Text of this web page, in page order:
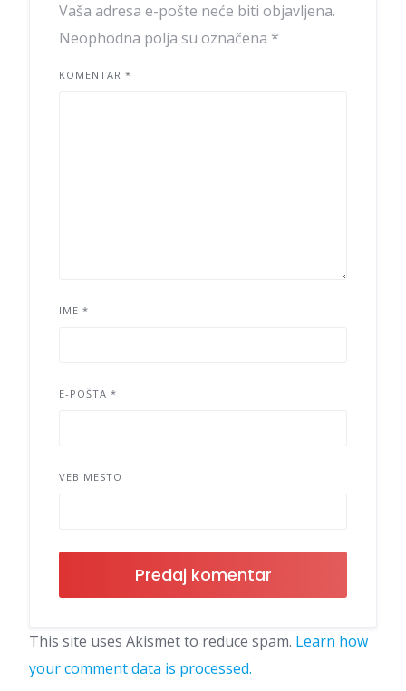
Vaša adresa e-pošte neće biti objavljena.
Neophodna polja su označena *
KOMENTAR *
IME *
E-POŠTA *
VEB MESTO
This site uses Akismet to reduce spam. Learn how
your comment data is processed.